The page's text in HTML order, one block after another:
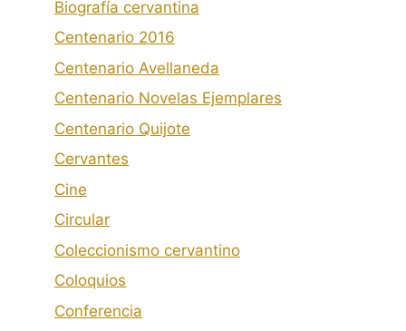
Biografía cervantina
Centenario 2016
Centenario Avellaneda
Centenario Novelas Ejemplares
Centenario Quijote
Cervantes
Cine
Circular
Coleccionismo cervantino
Coloquios
Conferencia